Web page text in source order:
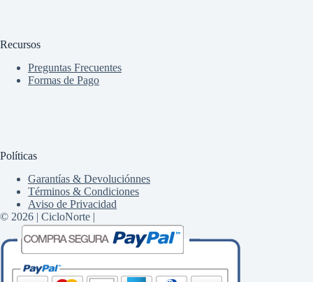
Recursos
Preguntas Frecuentes
Formas de Pago
Políticas
Garantías & Devoluciónnes
Términos & Condiciones
Aviso de Privacidad
© 2026 | CicloNorte |